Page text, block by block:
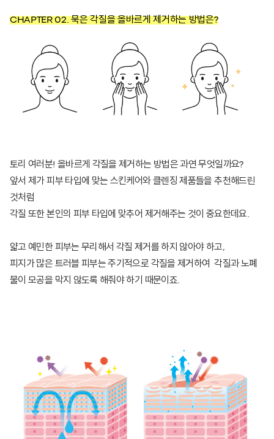
CHAPTER 02. 묵은 각질을 올바르게 제거하는 방법은?
토리 여러분! 올바르게 각질을 제거하는 방법은 과연 무엇일까요?
앞서 제가 피부 타입에 맞는 스킨케어와 클렌징 제품들을 추천해드린
것처럼
각질 또한 본인의 피부 타입에 맞추어 제거해주는 것이 중요한데요.
얇고 예민한 피부는 무리해서 각질 제거를 하지 않아야 하고,
피지가 많은 트러블 피부는 주기적으로 각질을 제거하여 각질과 노폐
물이 모공을 막지 않도록 해줘야 하기 때문이죠.